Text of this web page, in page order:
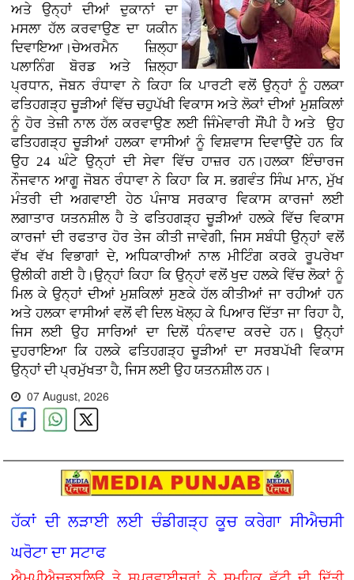
ਅਤੇ ਉਨ੍ਹਾਂ ਦੀਆਂ ਦੁਕਾਨਾਂ ਦਾ
ਮਸਲਾ ਹੱਲ ਕਰਵਾਉਣ ਦਾ ਯਕੀਨ
ਦਿਵਾਇਆ।ਚੇਅਰਮੈਨ ਜ਼ਿਲ੍ਹਾ
ਪਲਾਨਿੰਗ ਬੋਰਡ ਅਤੇ ਜ਼ਿਲ੍ਹਾ
ਪ੍ਰਧਾਨ, ਜੋਬਨ ਰੰਧਾਵਾ ਨੇ ਕਿਹਾ ਕਿ ਪਾਰਟੀ ਵਲੋਂ ਉਨ੍ਹਾਂ ਨੂੰ ਹਲਕਾ
ਫਤਿਹਗੜ੍ਹ ਚੂੜੀਆਂ ਵਿੱਚ ਚਹੁਪੱਖੀ ਵਿਕਾਸ ਅਤੇ ਲੋਕਾਂ ਦੀਆਂ ਮੁਸ਼ਕਿਲਾਂ
ਨੂੰ ਹੋਰ ਤੇਜ਼ੀ ਨਾਲ ਹੱਲ ਕਰਵਾਉਣ ਲਈ ਜਿੰਮੇਵਾਰੀ ਸੌਂਪੀ ਹੈ ਅਤੇ ਉਹ
ਫਤਿਹਗੜ੍ਹ ਚੂੜੀਆਂ ਹਲਕਾ ਵਾਸੀਆਂ ਨੂੰ ਵਿਸ਼ਵਾਸ ਦਿਵਾਉਂਦੇ ਹਨ ਕਿ
ਉਹ 24 ਘੰਟੇ ਉਨ੍ਹਾਂ ਦੀ ਸੇਵਾ ਵਿੱਚ ਹਾਜ਼ਰ ਹਨ।ਹਲਕਾ ਇੰਚਾਰਜ
ਨੌਜਵਾਨ ਆਗੂ ਜੋਬਨ ਰੰਧਾਵਾ ਨੇ ਕਿਹਾ ਕਿ ਸ. ਭਗਵੰਤ ਸਿੰਘ ਮਾਨ, ਮੁੱਖ
ਮੰਤਰੀ ਦੀ ਅਗਵਾਈ ਹੇਠ ਪੰਜਾਬ ਸਰਕਾਰ ਵਿਕਾਸ ਕਾਰਜਾਂ ਲਈ
ਲਗਾਤਾਰ ਯਤਨਸ਼ੀਲ ਹੈ ਤੇ ਫਤਿਹਗੜ੍ਹ ਚੂੜੀਆਂ ਹਲਕੇ ਵਿੱਚ ਵਿਕਾਸ
ਕਾਰਜਾਂ ਦੀ ਰਫਤਾਰ ਹੋਰ ਤੇਜ ਕੀਤੀ ਜਾਵੇਗੀ, ਜਿਸ ਸਬੰਧੀ ਉਨ੍ਹਾਂ ਵਲੋਂ
ਵੱਖ ਵੱਖ ਵਿਭਾਗਾਂ ਦੇ, ਅਧਿਕਾਰੀਆਂ ਨਾਲ ਮੀਟਿੰਗ ਕਰਕੇ ਰੂਪਰੇਖਾ
ਉਲੀਕੀ ਗਈ ਹੈ।ਉਨ੍ਹਾਂ ਕਿਹਾ ਕਿ ਉਨ੍ਹਾਂ ਵਲੋਂ ਖੁਦ ਹਲਕੇ ਵਿੱਚ ਲੋਕਾਂ ਨੂੰ
ਮਿਲ ਕੇ ਉਨ੍ਹਾਂ ਦੀਆਂ ਮੁਸ਼ਕਿਲਾਂ ਸੁਣਕੇ ਹੱਲ ਕੀਤੀਆਂ ਜਾ ਰਹੀਆਂ ਹਨ
ਅਤੇ ਹਲਕਾ ਵਾਸੀਆਂ ਵਲੋਂ ਵੀ ਦਿਲ ਖੋਲ੍ਹ ਕੇ ਪਿਆਰ ਦਿੱਤਾ ਜਾ ਰਿਹਾ ਹੈ,
ਜਿਸ ਲਈ ਉਹ ਸਾਰਿਆਂ ਦਾ ਦਿਲੋਂ ਧੰਨਵਾਦ ਕਰਦੇ ਹਨ। ਉਨ੍ਹਾਂ
ਦੁਹਰਾਇਆ ਕਿ ਹਲਕੇ ਫਤਿਹਗੜ੍ਹ ਚੂੜੀਆਂ ਦਾ ਸਰਬਪੱਖੀ ਵਿਕਾਸ
ਉਨ੍ਹਾਂ ਦੀ ਪ੍ਰਮੁੱਖਤਾ ਹੈ, ਜਿਸ ਲਈ ਉਹ ਯਤਨਸ਼ੀਲ ਹਨ।
07 August, 2026
ਹੱਕਾਂ ਦੀ ਲੜਾਈ ਲਈ ਚੰਡੀਗੜ੍ਹ ਕੂਚ ਕਰੇਗਾ ਸੀਐਚਸੀ
ਘਰੋਟਾ ਦਾ ਸਟਾਫ